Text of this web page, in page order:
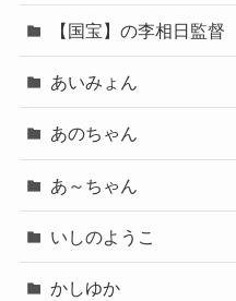
【国宝】の李相日監督
あいみょん
あのちゃん
あ～ちゃん
いしのようこ
かしゆか